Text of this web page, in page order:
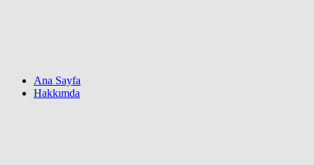
Ana Sayfa
Hakkımda